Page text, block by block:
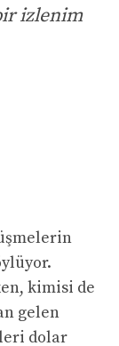
izlenim
kimisi de
gelen
dolar